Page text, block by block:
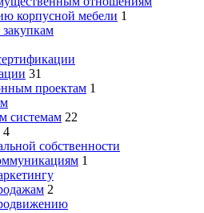
корпусной мебели 1
31
проектам 1
системам 22
4
собственности
1
2